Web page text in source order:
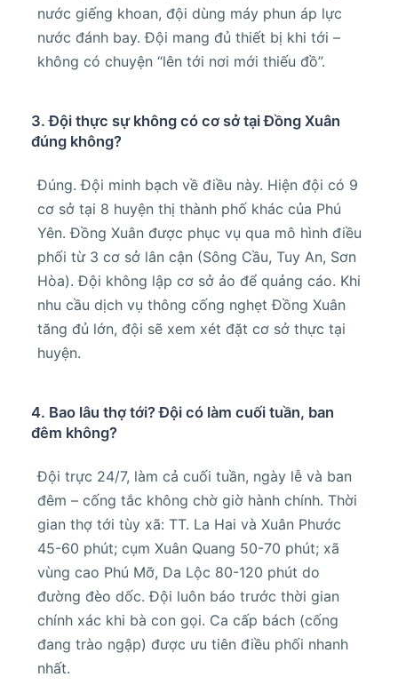
nước giếng khoan, đội dùng máy phun áp lực
nước đánh bay. Đội mang đủ thiết bị khi tới –
không có chuyện “lên tới nơi mới thiếu đồ”.
3. Đội thực sự không có cơ sở tại Đồng Xuân
đúng không?
Đúng. Đội minh bạch về điều này. Hiện đội có 9
cơ sở tại 8 huyện thị thành phố khác của Phú
Yên. Đồng Xuân được phục vụ qua mô hình điều
phối từ 3 cơ sở lân cận (Sông Cầu, Tuy An, Sơn
Hòa). Đội không lập cơ sở ảo để quảng cáo. Khi
nhu cầu dịch vụ thông cống nghẹt Đồng Xuân
tăng đủ lớn, đội sẽ xem xét đặt cơ sở thực tại
huyện.
4. Bao lâu thợ tới? Đội có làm cuối tuần, ban
đêm không?
Đội trực 24/7, làm cả cuối tuần, ngày lễ và ban
đêm – cống tắc không chờ giờ hành chính. Thời
gian thợ tới tùy xã: TT. La Hai và Xuân Phước
45-60 phút; cụm Xuân Quang 50-70 phút; xã
vùng cao Phú Mỡ, Da Lộc 80-120 phút do
đường đèo dốc. Đội luôn báo trước thời gian
chính xác khi bà con gọi. Ca cấp bách (cống
đang trào ngập) được ưu tiên điều phối nhanh
nhất.